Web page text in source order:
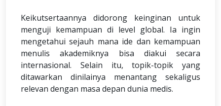
Keikutsertaannya didorong keinginan untuk
menguji kemampuan di level global. Ia ingin
mengetahui sejauh mana ide dan kemampuan
menulis akademiknya bisa diakui secara
internasional. Selain itu, topik-topik yang
ditawarkan dinilainya menantang sekaligus
relevan dengan masa depan dunia medis.